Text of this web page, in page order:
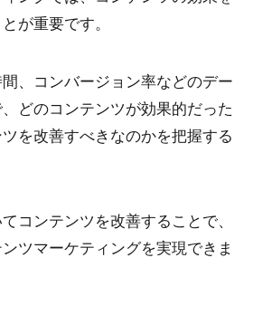
が重要です。
、コンバージョン率などのデー
どのコンテンツが効果的だった
を改善すべきなのかを把握する
コンテンツを改善することで、
ツマーケティングを実現できま